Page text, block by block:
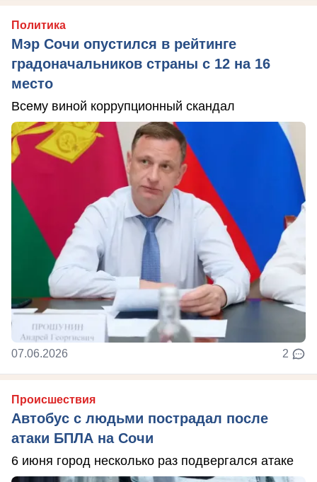
Политика
Мэр Сочи опустился в рейтинге
градоначальников страны с 12 на 16
место
Всему виной коррупционный скандал
07.06.2026 2
Происшествия
Автобус с людьми пострадал после
атаки БПЛА на Сочи
6 июня город несколько раз подвергался атаке